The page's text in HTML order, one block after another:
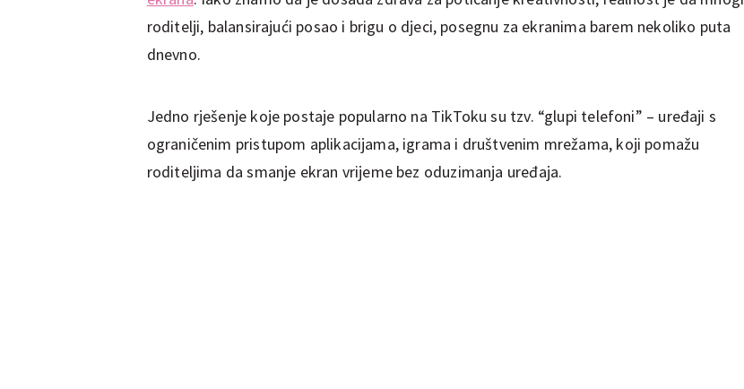
roditelji, balansirajući posao i brigu o djeci, posegnu za ekranima barem nekoliko puta
dnevno.
Jedno rješenje koje postaje popularno na TikToku su tzv. “glupi telefoni” – uređaji s
ograničenim pristupom aplikacijama, igrama i društvenim mrežama, koji pomažu
roditeljima da smanje ekran vrijeme bez oduzimanja uređaja.